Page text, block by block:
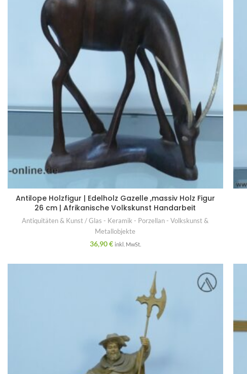
Antilope Holzfigur | Edelholz Gazelle ,massiv Holz Figur
26 cm | Afrikanische Volkskunst Handarbeit
Antiquitäten & Kunst / Glas - Keramik - Porzellan - Volkskunst &
Metallobjekte
36,90€ inkl. MwSt.